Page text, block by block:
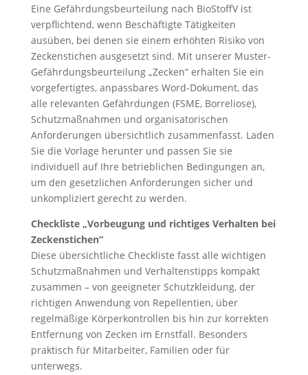
Eine Gefährdungsbeurteilung nach BioStoffV ist
verpflichtend, wenn Beschäftigte Tätigkeiten
ausüben, bei denen sie einem erhöhten Risiko von
Zeckenstichen ausgesetzt sind. Mit unserer Muster-
Gefährdungsbeurteilung „Zecken“ erhalten Sie ein
vorgefertigtes, anpassbares Word-Dokument, das
alle relevanten Gefährdungen (FSME, Borreliose),
Schutzmaßnahmen und organisatorischen
Anforderungen übersichtlich zusammenfasst. Laden
Sie die Vorlage herunter und passen Sie sie
individuell auf Ihre betrieblichen Bedingungen an,
um den gesetzlichen Anforderungen sicher und
unkompliziert gerecht zu werden.
Checkliste „Vorbeugung und richtiges Verhalten bei
Zeckenstichen“
Diese übersichtliche Checkliste fasst alle wichtigen
Schutzmaßnahmen und Verhaltenstipps kompakt
zusammen – von geeigneter Schutzkleidung, der
richtigen Anwendung von Repellentien, über
regelmäßige Körperkontrollen bis hin zur korrekten
Entfernung von Zecken im Ernstfall. Besonders
praktisch für Mitarbeiter, Familien oder für
unterwegs.